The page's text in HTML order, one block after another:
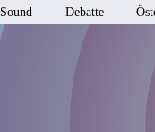
Sound Debatte